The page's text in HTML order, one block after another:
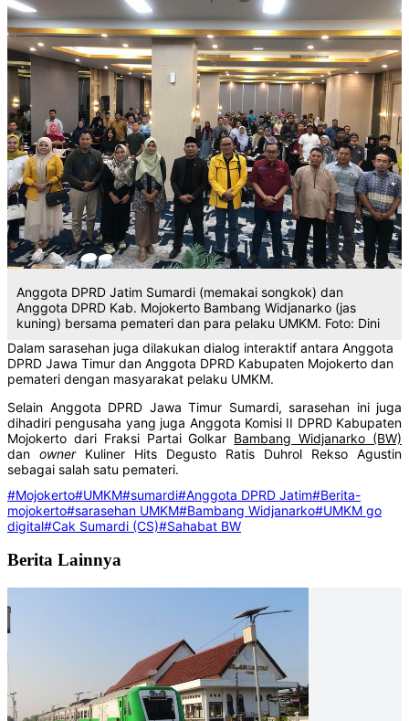
Anggota DPRD Jatim Sumardi (memakai songkok) dan
Anggota DPRD Kab. Mojokerto Bambang Widjanarko (jas
kuning) bersama pemateri dan para pelaku UMKM. Foto: Dini
Dalam sarasehan juga dilakukan dialog interaktif antara Anggota
DPRD Jawa Timur dan Anggota DPRD Kabupaten Mojokerto dan
pemateri dengan masyarakat pelaku UMKM.
Selain Anggota DPRD Jawa Timur Sumardi, sarasehan ini juga
dihadiri pengusaha yang juga Anggota Komisi II DPRD Kabupaten
Mojokerto dari Fraksi Partai Golkar Bambang Widjanarko (BW)
dan ownerKuliner Hits Degusto Ratis Duhrol Rekso Agustin
sebagai salah satu pemateri.
#Mojokerto#UMKM#sumardi#Anggota DPRD Jatim#Berita-
mojokerto#sarasehan UMKM#Bambang Widjanarko#UMKM go
digital#Cak Sumardi (CS)#Sahabat BW
Berita Lainnya